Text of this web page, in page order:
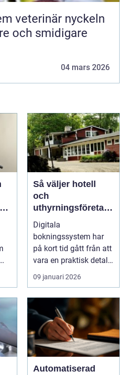
nyckeln
och smidigare
04 mars 2026
Så väljer hotell
och
uthyrningsföretag
rätt
bokningssystem
Digitala
bokningssystem har
på kort tid gått från att
vara en praktisk detalj
till...
09 januari 2026
Automatiserad